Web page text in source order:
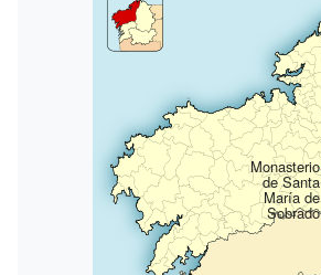
Monasterio
de Santa
María de
Sobrado